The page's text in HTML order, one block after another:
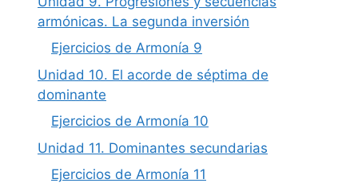
armónicas. La segunda inversión
Ejercicios de Armonía 9
Unidad 10. El acorde de séptima de
dominante
Ejercicios de Armonía 10
Unidad 11. Dominantes secundarias
Ejercicios de Armonía 11